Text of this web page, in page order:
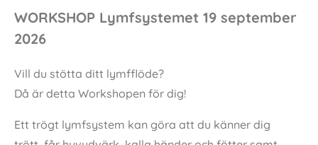
WORKSHOP Lymfsystemet 19 september
2026
Vill du stötta ditt lymfflöde?
Då är detta Workshopen för dig!
Ett trögt lymfsystem kan göra att du känner dig
trött, får huvudvärk, kalla händer och fötter samt